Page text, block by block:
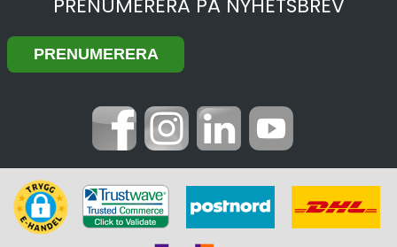
PRENUMERERA PÅ NYHETSBREV